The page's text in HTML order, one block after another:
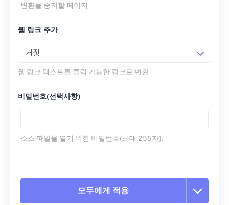
변환을 중지할 페이지
웹 링크 추가
거짓
웹 링크 텍스트를 클릭 가능한 링크로 변환
비밀번호(선택사항)
소스 파일을 열기 위한 비밀번호(최대 255자).
모두에게 적용